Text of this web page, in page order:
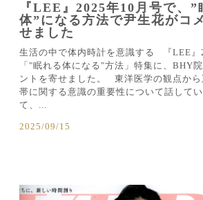
『LEE』2025年10月号で、”
体”になる方法で尹生花がコ
せました
生活の中で体内時計を意識する 『LEE』
「"眠れる体になる"方法」特集に、BHY
ントを寄せました。 東洋医学の観点から
帯に関する意識の重要性について話して
て、...
2025/09/15